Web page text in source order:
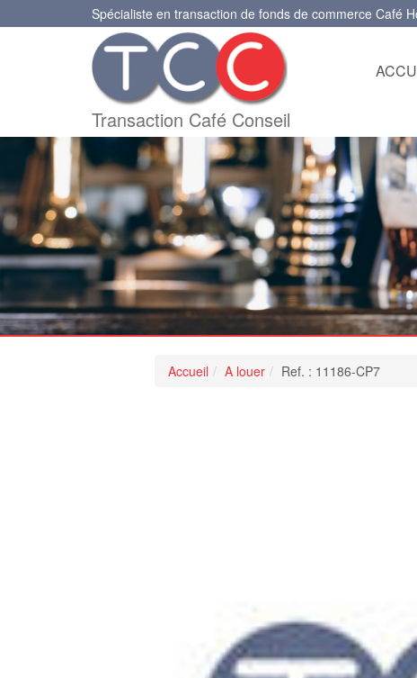
Spécialiste en transaction de fonds de commerce Café
Transaction Café Conseil
Accueil A louer Ref. : 11186-CP7